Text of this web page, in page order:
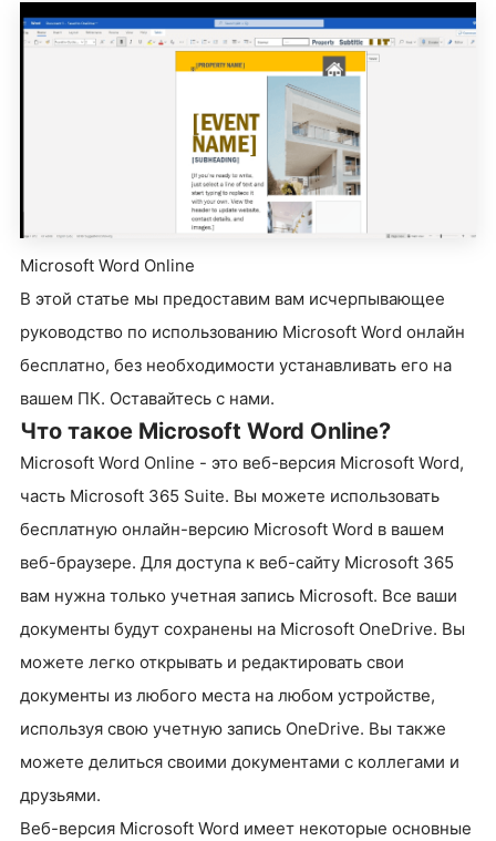
Microsoft Word Online
В этой статье мы предоставим вам исчерпывающее
руководство по использованию Microsoft Word онлайн
бесплатно, без необходимости устанавливать его на
вашем ПК. Оставайтесь с нами.
Что такое Microsoft Word Online?
Microsoft Word Online - это веб-версия Microsoft Word,
часть Microsoft 365 Suite. Вы можете использовать
бесплатную онлайн-версию Microsoft Word в вашем
веб-браузере. Для доступа к веб-сайту Microsoft 365
вам нужна только учетная запись Microsoft. Все ваши
документы будут сохранены на Microsoft OneDrive. Вы
можете легко открывать и редактировать свои
документы из любого места на любом устройстве,
используя свою учетную запись OneDrive. Вы также
можете делиться своими документами с коллегами и
друзьями.
Веб-версия Microsoft Word имеет некоторые основные